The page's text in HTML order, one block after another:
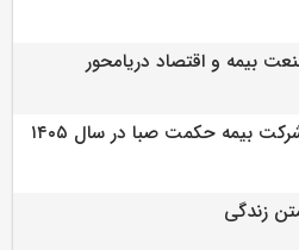
بیمه و اقتصاد دریامحور
پازل موفقیت شرکت بیمه حکمت صبا در سال ۱۴۰۵
زندگی